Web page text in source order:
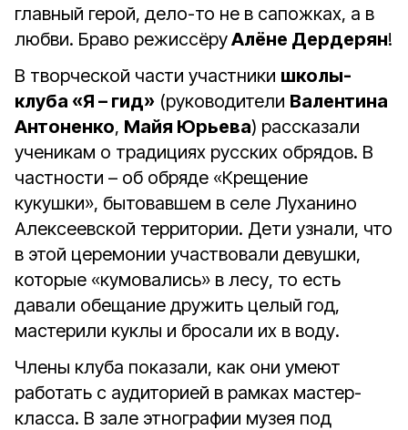
главный герой, дело-то не в сапожках, а в
любви. Браво режиссёруАлёне Дердерян!
В творческой части участники школы-
клуба «Я – гид» (руководители Валентина
Антоненко, Майя Юрьева) рассказали
ученикам о традициях русских обрядов. В
частности – об обряде «Крещение
кукушки», бытовавшем в селе Луханино
Алексеевской территории. Дети узнали, что
в этой церемонии участвовали девушки,
которые «кумовались» в лесу, то есть
давали обещание дружить целый год,
мастерили куклы и бросали их в воду.
Члены клуба показали, как они умеют
работать с аудиторией в рамках мастер-
класса. В зале этнографии музея под